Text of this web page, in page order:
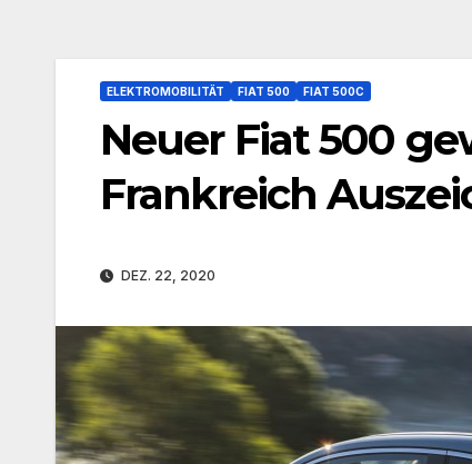
ELEKTROMOBILITÄT FIAT 500 FIAT 500C
Neuer Fiat 500
Frankreich
DEZ. 22, 2020